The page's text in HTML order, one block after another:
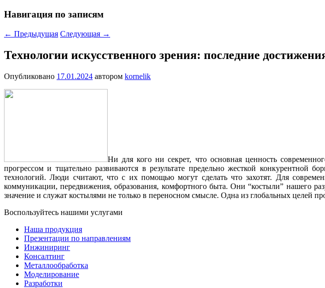
Навигация по записям
← Предыдущая Следующая →
Технологии искусственного зрения: последние
Опубликовано 17.01.2024 автором kornelik
Ни для кого ни секрет, что основная ценность
прогрессом и тщательно развиваются в результате предельно жесткой
технологий. Люди считают, что с их помощью могут сделать что захотят. Для
коммуникации, передвижения, образования, комфортного быта. Они “костыли” нашего
значение и служат костылями не только в переносном смысле. Одна из глобальных целей
Воспользуйтесь нашими услугами
Наша продукция
Презентации по направлениям
Инжиниринг
Консалтинг
Металлообработка
Моделирование
Разработки